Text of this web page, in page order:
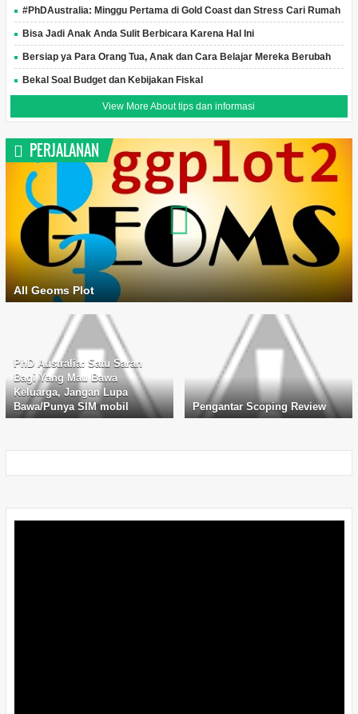
#PhDAustralia: Minggu Pertama di Gold Coast dan Stress Cari Rumah
Bisa Jadi Anak Anda Sulit Berbicara Karena Hal Ini
Bersiap ya Para Orang Tua, Anak dan Cara Belajar Mereka Berubah
Bekal Soal Budget dan Kebijakan Fiskal
View More About tips dan informasi
PERJALANAN
All Geoms Plot
PhD Australia: Satu Saran
Bagi Yang Mau Bawa
Keluarga, Jangan Lupa
Bawa/Punya SIM mobil
Pengantar Scoping Review